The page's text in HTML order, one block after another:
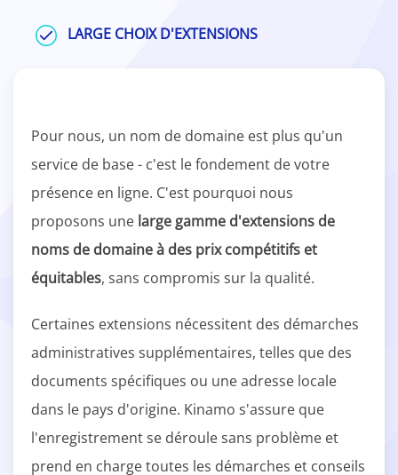
LARGE CHOIX D'EXTENSIONS
Pour nous, un nom de domaine est plus qu'un
service de base - c'est le fondement de votre
présence en ligne. C'est pourquoi nous
proposons une large gamme d'extensions de
noms de domaine à des prix compétitifs et
équitables, sans compromis sur la qualité.
Certaines extensions nécessitent des démarches
administratives supplémentaires, telles que des
documents spécifiques ou une adresse locale
dans le pays d'origine. Kinamo s'assure que
l'enregistrement se déroule sans problème et
prend en charge toutes les démarches et conseils